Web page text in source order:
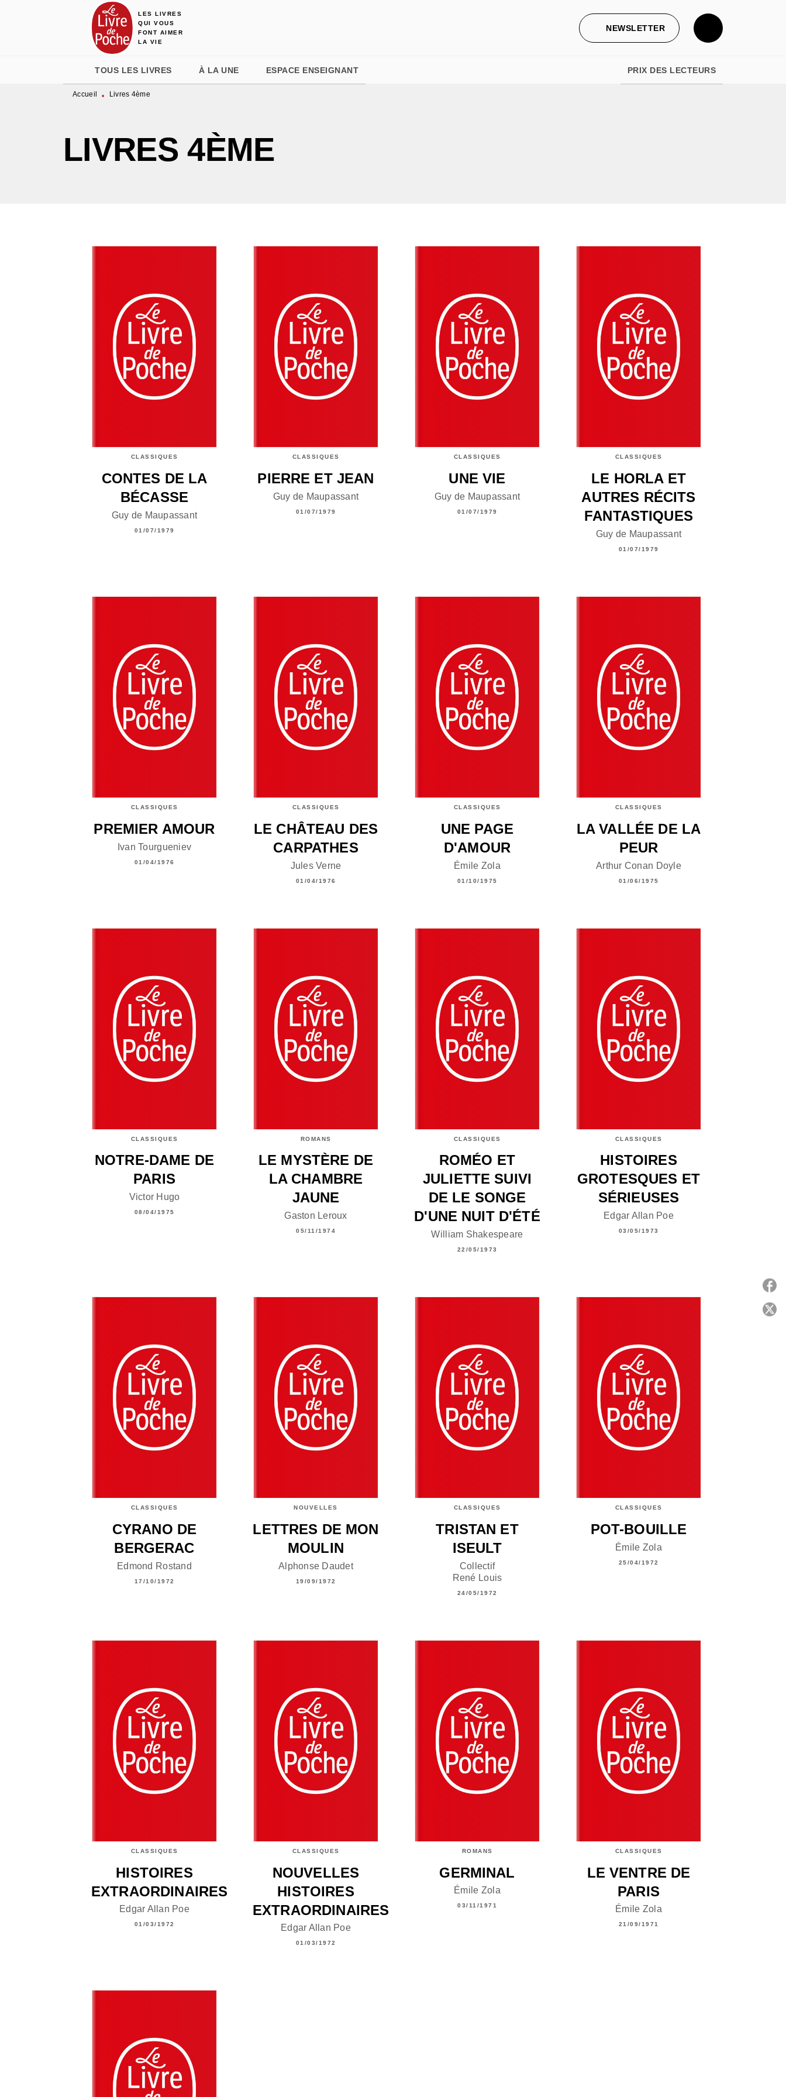
MENU RECHERCHE
LES LIVRES
QUI VOUS
FONT AIMER
LA VIE
NEWSLETTER
TOUS LES LIVRES À LA UNE ESPACE ENSEIGNANT PRIX DES LECTEURS
Accueil • Livres 4ème
LIVRES 4ÈME
CLASSIQUES
CONTES DE LA
BÉCASSE
Guy de Maupassant
01/07/1979
CLASSIQUES
PIERRE ET JEAN
Guy de Maupassant
01/07/1979
CLASSIQUES
UNE VIE
Guy de Maupassant
01/07/1979
CLASSIQUES
LE HORLA ET
AUTRES RÉCITS
FANTASTIQUES
Guy de Maupassant
01/07/1979
CLASSIQUES
PREMIER AMOUR
Ivan Tourgueniev
01/04/1976
CLASSIQUES
LE CHÂTEAU DES
CARPATHES
Jules Verne
01/04/1976
CLASSIQUES
UNE PAGE
D'AMOUR
Émile Zola
01/10/1975
CLASSIQUES
LA VALLÉE DE LA
PEUR
Arthur Conan Doyle
01/06/1975
CLASSIQUES
NOTRE-DAME DE
PARIS
Victor Hugo
08/04/1975
ROMANS
LE MYSTÈRE DE
LA CHAMBRE
JAUNE
Gaston Leroux
05/11/1974
CLASSIQUES
ROMÉO ET
JULIETTE SUIVI
DE LE SONGE
D'UNE NUIT D'ÉTÉ
William Shakespeare
22/05/1973
CLASSIQUES
HISTOIRES
GROTESQUES ET
SÉRIEUSES
Edgar Allan Poe
03/05/1973
CLASSIQUES
CYRANO DE
BERGERAC
Edmond Rostand
17/10/1972
NOUVELLES
LETTRES DE MON
MOULIN
Alphonse Daudet
19/09/1972
CLASSIQUES
TRISTAN ET
ISEULT
Collectif
René Louis
24/05/1972
CLASSIQUES
POT-BOUILLE
Émile Zola
25/04/1972
CLASSIQUES
HISTOIRES
EXTRAORDINAIRES
Edgar Allan Poe
01/03/1972
CLASSIQUES
NOUVELLES
HISTOIRES
EXTRAORDINAIRES
Edgar Allan Poe
01/03/1972
ROMANS
GERMINAL
Émile Zola
03/11/1971
CLASSIQUES
LE VENTRE DE
PARIS
Émile Zola
21/09/1971